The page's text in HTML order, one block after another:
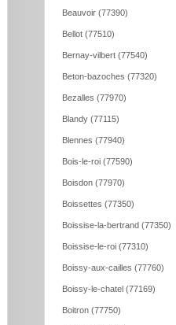
Beauvoir (77390)
Bellot (77510)
Bernay-vilbert (77540)
Beton-bazoches (77320)
Bezalles (77970)
Blandy (77115)
Blennes (77940)
Bois-le-roi (77590)
Boisdon (77970)
Boissettes (77350)
Boissise-la-bertrand (77350)
Boissise-le-roi (77310)
Boissy-aux-cailles (77760)
Boissy-le-chatel (77169)
Boitron (77750)